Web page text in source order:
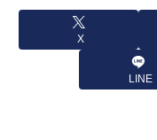
X
LINE